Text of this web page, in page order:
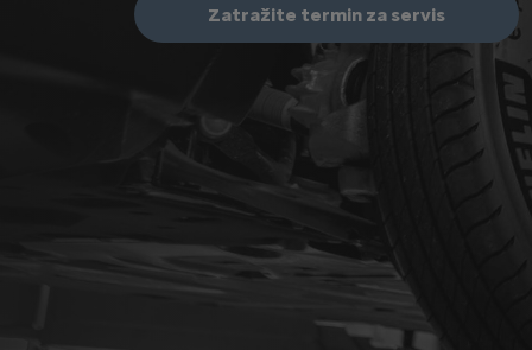
Zatražite termin za servis